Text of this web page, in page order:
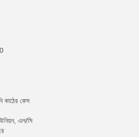
কাঠের কেস
এল/সি